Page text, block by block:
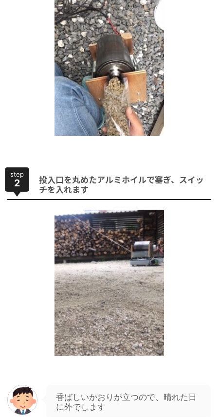
step
2
投入口を丸めたアルミホイルで塞ぎ、スイッ
チを入れます
香ばしいかおりが立つので、晴れた日
に外でします